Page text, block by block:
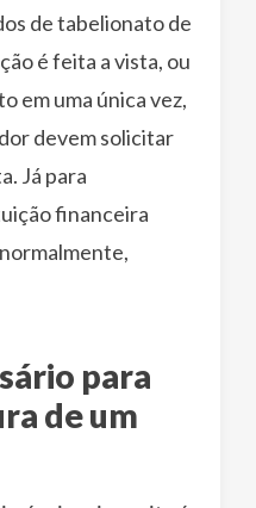
de tabelionato de
é feita a vista, ou
em uma única vez,
devem solicitar
Já para
financeira
para
de um